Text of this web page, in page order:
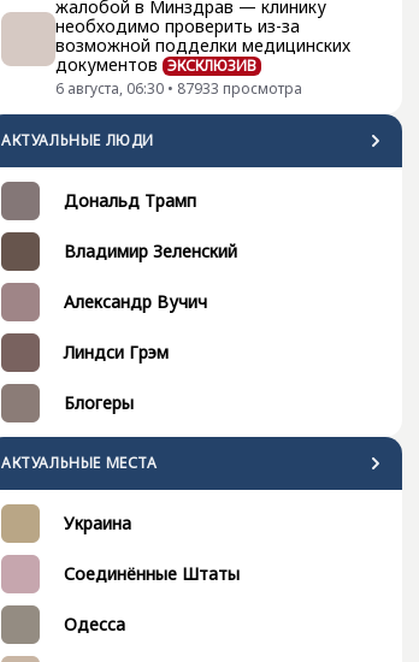
жалобой в Минздрав — клинику
необходимо проверить из-за
возможной подделки медицинских
документов ЭКСКЛЮЗИВ
6 августа, 06:30 • 87933 просмотра
АКТУАЛЬНЫЕ ЛЮДИ
Дональд Трамп
Владимир Зеленский
Александр Вучич
Линдси Грэм
Блогеры
АКТУАЛЬНЫЕ МЕСТА
Украина
Соединённые Штаты
Одесса